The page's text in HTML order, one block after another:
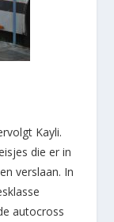
Kayli.
die er in
verslaan. In
autocross